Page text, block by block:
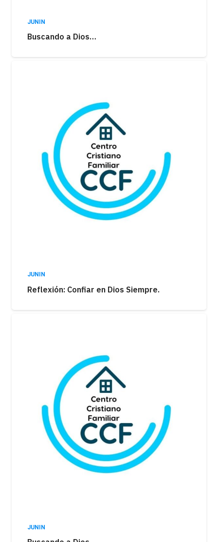
JUNIN
Buscando a Dios…
JUNIN
Reflexión: Confiar en Dios Siempre.
JUNIN